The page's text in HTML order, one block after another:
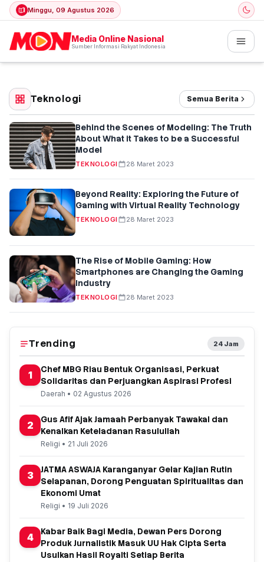
Minggu, 09 Agustus 2026
Media Online Nasional
Sumber Informasi Rakyat Indonesia
Teknologi Semua Berita
Behind the Scenes of Modeling: The Truth
About What it Takes to be a Successful
Model
TEKNOLOGI 28 Maret 2023
Beyond Reality: Exploring the Future of
Gaming with Virtual Reality Technology
TEKNOLOGI 28 Maret 2023
The Rise of Mobile Gaming: How
Smartphones are Changing the Gaming
Industry
TEKNOLOGI 28 Maret 2023
Trending 24 Jam
1
Chef MBG Riau Bentuk Organisasi, Perkuat
Solidaritas dan Perjuangkan Aspirasi Profesi
Daerah • 02 Agustus 2026
2
Gus Afif Ajak Jamaah Perbanyak Tawakal dan
Kenalkan Keteladanan Rasulullah
Religi • 21 Juli 2026
3
JATMA ASWAJA Karanganyar Gelar Kajian Rutin
Selapanan, Dorong Penguatan Spiritualitas dan
Ekonomi Umat
Religi • 19 Juli 2026
4
Kabar Baik Bagi Media, Dewan Pers Dorong
Produk Jurnalistik Masuk UU Hak Cipta Serta
Usulkan Hasil Royalti Setiap Berita